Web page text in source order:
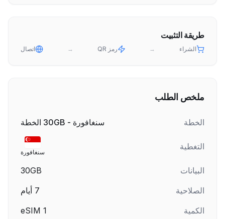
طريقة التثبيت
الشراء → رمز QR → اتصال
ملخص الطلب
الخطة سنغافورة - 30GB الخطة
التغطية
سنغافورة
البيانات
30GB
الصلاحية
7 أيام
الكمية
1